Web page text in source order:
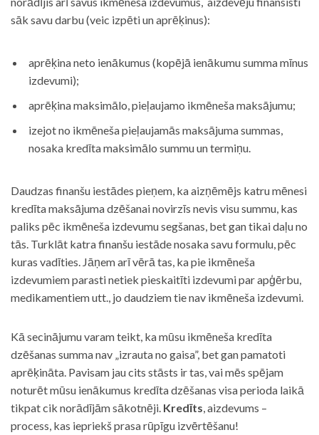
sāk savu darbu (veic izpēti un aprēķinus):
aprēķina neto ienākumus (kopējā ienākumu summa mīnus
izdevumi);
aprēķina maksimālo, pieļaujamo ikmēneša maksājumu;
izejot no ikmēneša pieļaujamās maksājuma summas,
nosaka kredīta maksimālo summu un termiņu.
Daudzas finanšu iestādes pieņem, ka aizņēmējs katru mēnesi
kredīta maksājuma dzēšanai novirzīs nevis visu summu, kas
paliks pēc ikmēneša izdevumu segšanas, bet gan tikai daļu no
tās. Turklāt katra finanšu iestāde nosaka savu formulu, pēc
kuras vadīties. Jāņem arī vērā tas, ka pie ikmēneša
izdevumiem parasti netiek pieskaitīti izdevumi par apģērbu,
medikamentiem utt., jo daudziem tie nav ikmēneša izdevumi.
Kā secinājumu varam teikt, ka mūsu ikmēneša kredīta
dzēšanas summa nav „izrauta no gaisa”, bet gan pamatoti
aprēķināta. Pavisam jau cits stāsts ir tas, vai mēs spējam
noturēt mūsu ienākumus kredīta dzēšanas visa perioda laikā
tikpat cik norādījām sākotnēji. Kredīts, aizdevums –
process, kas iepriekš prasa rūpīgu izvērtēšanu!